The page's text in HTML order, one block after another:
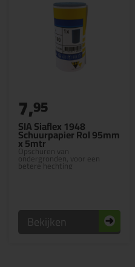
SIA Siaflex 1948
Schuurpapier Rol 95mm
x 5mtr
Opschuren van
ondergronden, voor een
betere hechting
7,95
Bekijken